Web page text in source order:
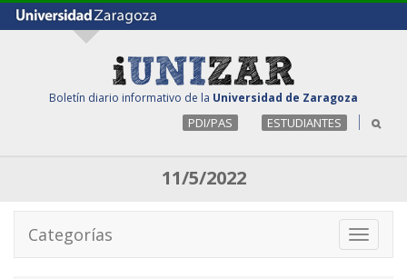
Boletín diario informativo de la Universidad de Zaragoza
PDI/PAS ESTUDIANTES
11/5/2022
Toggle
Categorías